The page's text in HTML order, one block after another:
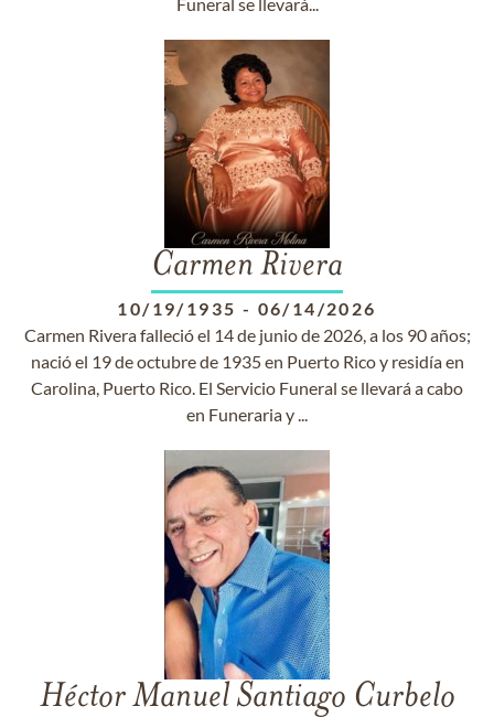
Carmen Rivera
10/19/1935 - 06/14/2026
Carmen Rivera falleció el 14 de junio de 2026, a los 90 años;
nació el 19 de octubre de 1935 en Puerto Rico y residía en
Carolina, Puerto Rico. El Servicio Funeral se llevará a cabo
en Funeraria y ...
Héctor Manuel Santiago Curbelo